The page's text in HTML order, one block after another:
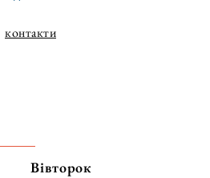
контакти
Вівторок